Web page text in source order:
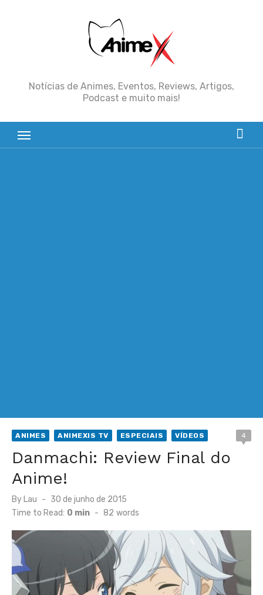
Notícias de Animes, Eventos, Reviews, Artigos,
Podcast e muito mais!
ANIMES ANIMEXIS TV ESPECIAIS VÍDEOS 4
Danmachi: Review Final do
Anime!
By Lau
Posted
on
30 de junho de 2015
Time to Read: 0 min - 82 words